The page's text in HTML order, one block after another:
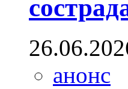
анонс